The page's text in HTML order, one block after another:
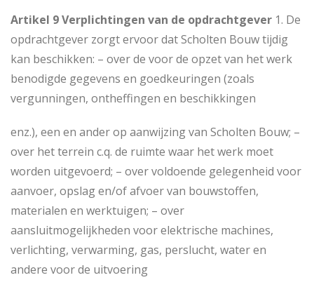
Artikel 9 Verplichtingen van de opdrachtgever 1. De
opdrachtgever zorgt ervoor dat Scholten Bouw tijdig
kan beschikken: – over de voor de opzet van het werk
benodigde gegevens en goedkeuringen (zoals
vergunningen, ontheffingen en beschikkingen
enz.), een en ander op aanwijzing van Scholten Bouw; –
over het terrein c.q. de ruimte waar het werk moet
worden uitgevoerd; – over voldoende gelegenheid voor
aanvoer, opslag en/of afvoer van bouwstoffen,
materialen en werktuigen; – over
aansluitmogelijkheden voor elektrische machines,
verlichting, verwarming, gas, perslucht, water en
andere voor de uitvoering